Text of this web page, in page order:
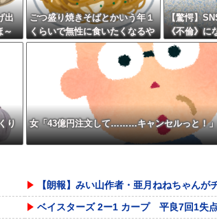
出
～
ごつ盛り焼きそばとかいう年１
くらいで無性に食いたくなるや
つｗｗｗｗｗｗｗｗ
【驚愕】
《不倫》に
約7割がま
してしまう
り
女「43億円注文して………キャンセルっと！
【朗報】みい山作者・亜月ねねちゃんが
ベイスターズ 2ー1 カープ 平良7回1失